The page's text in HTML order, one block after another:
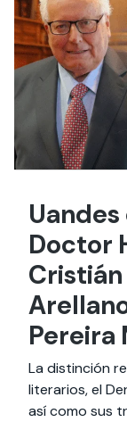
Doctor
Pereira
La distinción
literarios, el
así como sus